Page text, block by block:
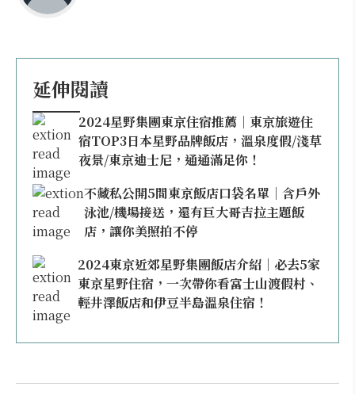
延伸閱讀
2024星野集團東京住宿推薦｜東京旅遊住
宿TOP3日本星野品牌飯店，溫泉度假/淺草
夜景/東京迪士尼，通通滿足你！
不藏私公開5間東京飯店口袋名單｜含戶外
泳池/機場接送，還有巨大哥吉拉主題飯
店，讓你美照拍不停
2024東京近郊星野集團飯店介紹｜必去5家
東京星野住宿，一次帶你看富士山渡假村、
輕井澤飯店和伊豆半島溫泉住宿！